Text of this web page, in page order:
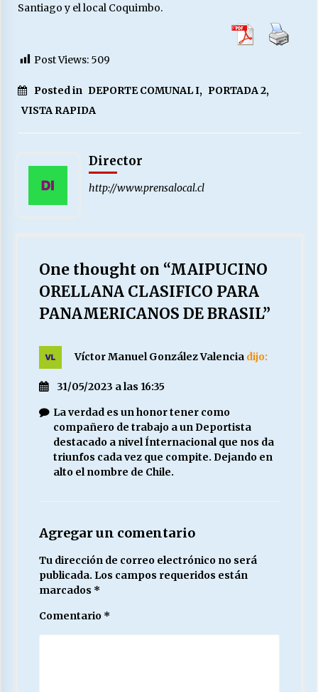
Chile y sus segmentos de la riqueza
Santiago y el local Coquimbo.
Post Views: 509
Posted in DEPORTE COMUNAL I, PORTADA 2,
VISTA RAPIDA
Director
http://www.prensalocal.cl
One thought on “MAIPUCINO
ORELLANA CLASIFICO PARA
PANAMERICANOS DE BRASIL”
Víctor Manuel González Valencia dijo:
31/05/2023 a las 16:35
La verdad es un honor tener como
compañero de trabajo a un Deportista
destacado a nivel Ínternacional que nos da
triunfos cada vez que compite. Dejando en
alto el nombre de Chile.
Agregar un comentario
Tu dirección de correo electrónico no será
publicada. Los campos requeridos están
marcados *
Comentario *